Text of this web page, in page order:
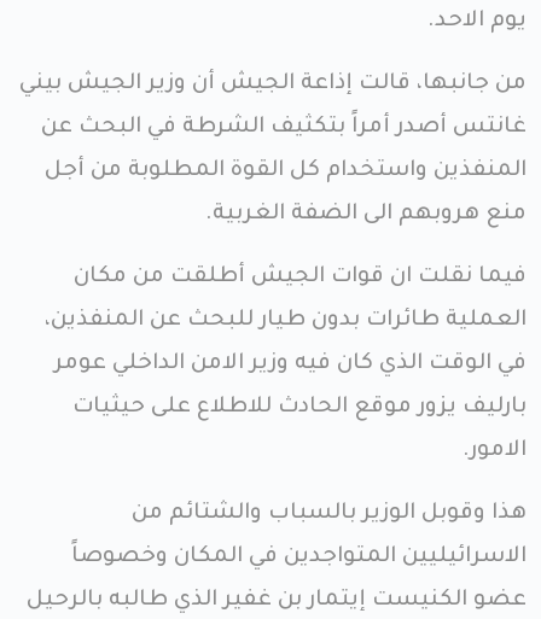
يوم الاحد.
من جانبها، قالت إذاعة الجيش أن وزير الجيش بيني
غانتس أصدر أمراً بتكثيف الشرطة في البحث عن
المنفذين واستخدام كل القوة المطلوبة من أجل
منع هروبهم الى الضفة الغربية.
فيما نقلت ان قوات الجيش أطلقت من مكان
العملية طائرات بدون طيار للبحث عن المنفذين،
في الوقت الذي كان فيه وزير الامن الداخلي عومر
بارليف يزور موقع الحادث للاطلاع على حيثيات
الامور.
هذا وقوبل الوزير بالسباب والشتائم من
الاسرائيليين المتواجدين في المكان وخصوصاً
عضو الكنيست إيتمار بن غفير الذي طالبه بالرحيل